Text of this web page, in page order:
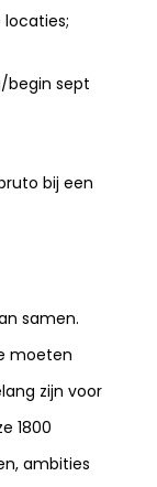
begin sept
bij een
samen.
moeten
zijn voor
1800
ambities